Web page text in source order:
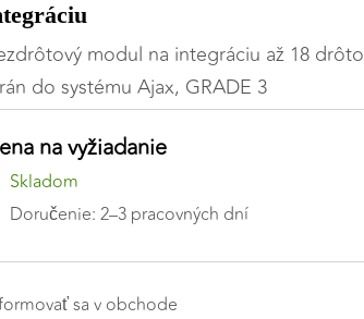
modul na integráciu až 18
do systému Ajax, GRADE 3
na vyžiadanie
Skladom
Doručenie: 2–3 pracovných dní
sa v obchode